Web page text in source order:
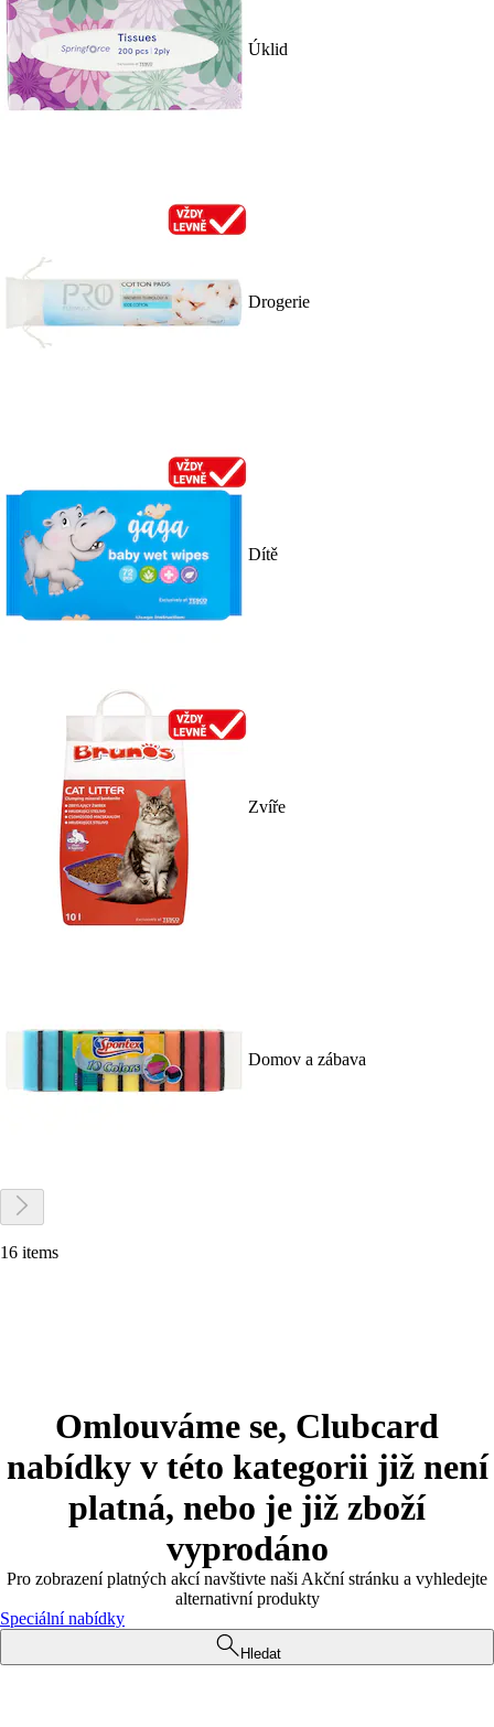
Úklid
Drogerie
Dítě
Zvíře
Domov a zábava
16 items
Omlouváme se, Clubcard
nabídky v této kategorii již není
platná, nebo je již zboží
vyprodáno
Pro zobrazení platných akcí navštivte naši Akční stránku a vyhledejte
alternativní produkty
Speciální nabídky
Hledat